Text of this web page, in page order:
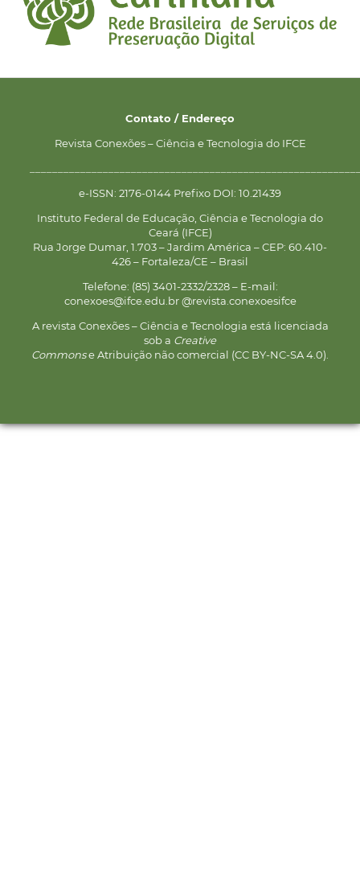
Contato / Endereço
Revista Conexões – Ciência e Tecnologia do IFCE
e-ISSN: 2176-0144 Prefixo DOI: 10.21439
Instituto Federal de Educação, Ciência e Tecnologia do
Ceará (IFCE)
Rua Jorge Dumar, 1.703 – Jardim América – CEP: 60.410-
426 – Fortaleza/CE – Brasil
Telefone: (85) 3401-2332/2328 – E-mail:
conexoes@ifce.edu.br @revista.conexoesifce
A revista Conexões – Ciência e Tecnologia está licenciada
sob a Creative
Commonse Atribuição não comercial (CC BY-NC-SA 4.0).